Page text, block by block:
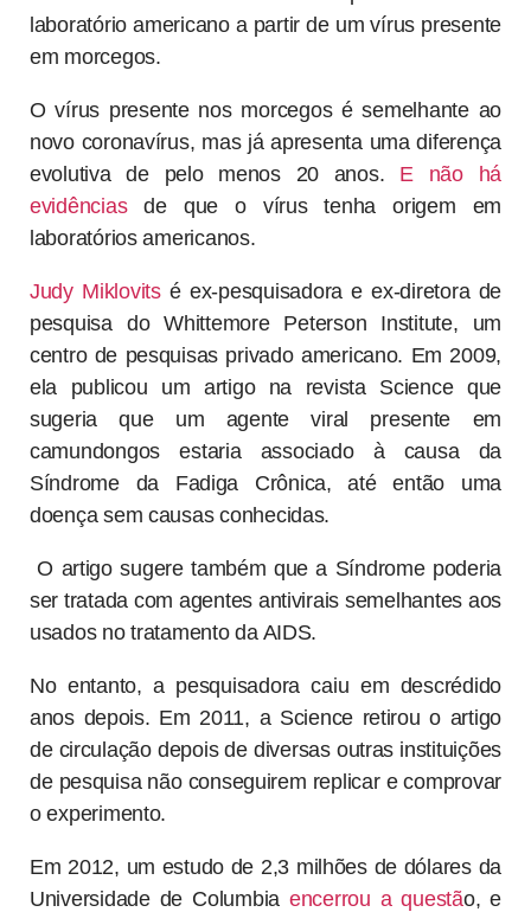
laboratório americano a partir de um vírus presente
em morcegos.
O vírus presente nos morcegos é semelhante ao
novo coronavírus, mas já apresenta uma diferença
evolutiva de pelo menos 20 anos. E não há
evidênciasde que o vírus tenha origem em
laboratórios americanos.
Judy Miklovitsé ex-pesquisadora e ex-diretora de
pesquisa do Whittemore Peterson Institute, um
centro de pesquisas privado americano. Em 2009,
ela publicou um artigo na revista Science que
sugeria que um agente viral presente em
camundongos estaria associado à causa da
Síndrome da Fadiga Crônica, até então uma
doença sem causas conhecidas.
O artigo sugere também que a Síndrome poderia
ser tratada com agentes antivirais semelhantes aos
usados no tratamento da AIDS.
No entanto, a pesquisadora caiu em descrédido
anos depois. Em 2011, a Science retirou o artigo
de circulação depois de diversas outras instituições
de pesquisa não conseguirem replicar e comprovar
o experimento.
Em 2012, um estudo de 2,3 milhões de dólares da
Universidade de Columbia encerrou a questão, e